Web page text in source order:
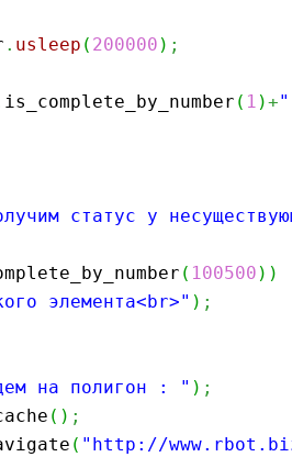
. usleep ( 200000 ) ;
is_complete_by_number ( 1 )+
статус у
( 100500 ) )
элемента<br>" ) ;
на полигон : " ) ;
( ) ;
( "http://